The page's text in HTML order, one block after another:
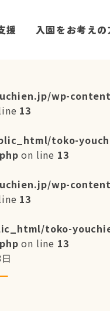
援 入園をお考えの
wp-
13
toko-
on line 13
wp-
13
toko-
on line 13